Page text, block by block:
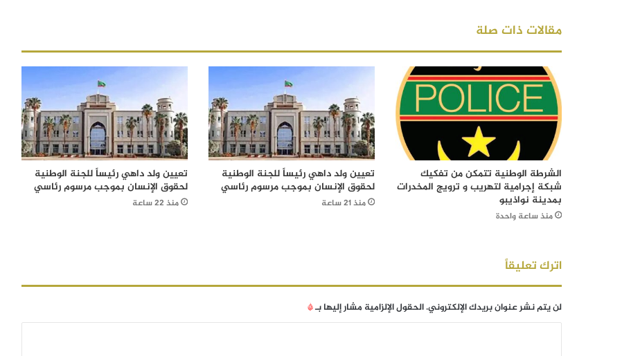
مقالات ذات صلة
الشرطة الوطنية تتمكن من تفكيك
شبكة إجرامية لتهريب و ترويج المخدرات
بمدينة نواذيبو
منذ ساعة واحدة
تعيين ولد داهي رئيساً للجنة الوطنية
لحقوق الإنسان بموجب مرسوم رئاسي
منذ 21 ساعة
تعيين ولد داهي رئيساً للجنة الوطنية
لحقوق الإنسان بموجب مرسوم رئاسي
منذ 22 ساعة
اترك تعليقاً
لن يتم نشر عنوان بريدك الإلكتروني.الحقول الإلزامية مشار إليها بـ*